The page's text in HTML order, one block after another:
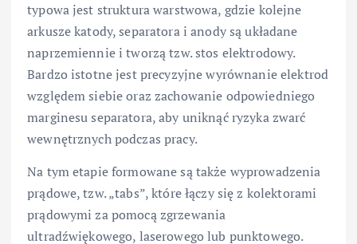
typowa jest struktura warstwowa, gdzie kolejne
arkusze katody, separatora i anody są układane
naprzemiennie i tworzą tzw. stos elektrodowy.
Bardzo istotne jest precyzyjne wyrównanie elektrod
względem siebie oraz zachowanie odpowiedniego
marginesu separatora, aby uniknąć ryzyka zwarć
wewnętrznych podczas pracy.
Na tym etapie formowane są także wyprowadzenia
prądowe, tzw. „tabs”, które łączy się z kolektorami
prądowymi za pomocą zgrzewania
ultradźwiękowego, laserowego lub punktowego.